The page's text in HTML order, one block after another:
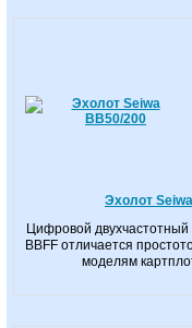
Эхолот
Цифровой
BBFF отличается
моделям